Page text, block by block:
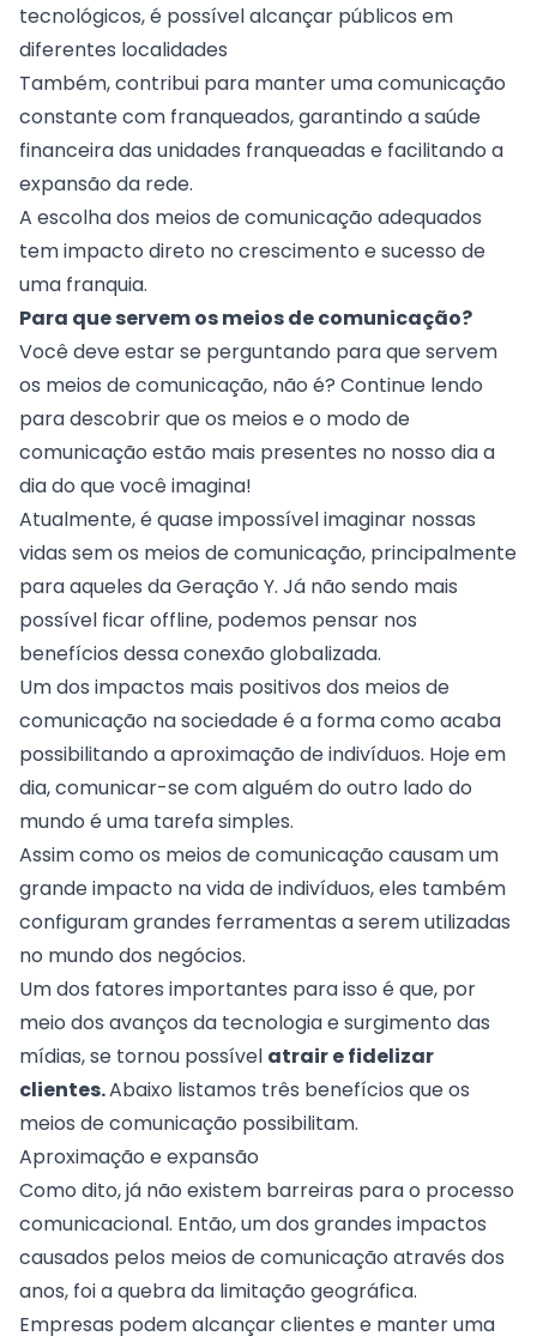
tecnológicos, é possível alcançar públicos em
diferentes localidades
Também, contribui para manter uma comunicação
constante com franqueados, garantindo a saúde
financeira das unidades franqueadas e facilitando a
expansão da rede.
A escolha dos meios de comunicação adequados
tem impacto direto no crescimento e sucesso de
uma franquia.
Para que servem os meios de comunicação?
Você deve estar se perguntando para que servem
os meios de comunicação, não é? Continue lendo
para descobrir que os meios e o modo de
comunicação estão mais presentes no nosso dia a
dia do que você imagina!
Atualmente, é quase impossível imaginar nossas
vidas sem os meios de comunicação, principalmente
para aqueles da Geração Y. Já não sendo mais
possível ficar offline, podemos pensar nos
benefícios dessa conexão globalizada.
Um dos impactos mais positivos dos meios de
comunicação na sociedade é a forma como acaba
possibilitando a aproximação de indivíduos. Hoje em
dia, comunicar-se com alguém do outro lado do
mundo é uma tarefa simples.
Assim como os meios de comunicação causam um
grande impacto na vida de indivíduos, eles também
configuram grandes ferramentas a serem utilizadas
no mundo dos negócios.
Um dos fatores importantes para isso é que, por
meio dos avanços da tecnologia e surgimento das
mídias, se tornou possível atrair e fidelizar
clientes.Abaixo listamos três benefícios que os
meios de comunicação possibilitam.
Aproximação e expansão
Como dito, já não existem barreiras para o processo
comunicacional. Então, um dos grandes impactos
causados pelos meios de comunicação através dos
anos, foi a quebra da limitação geográfica.
Empresas podem alcançar clientes e manter uma